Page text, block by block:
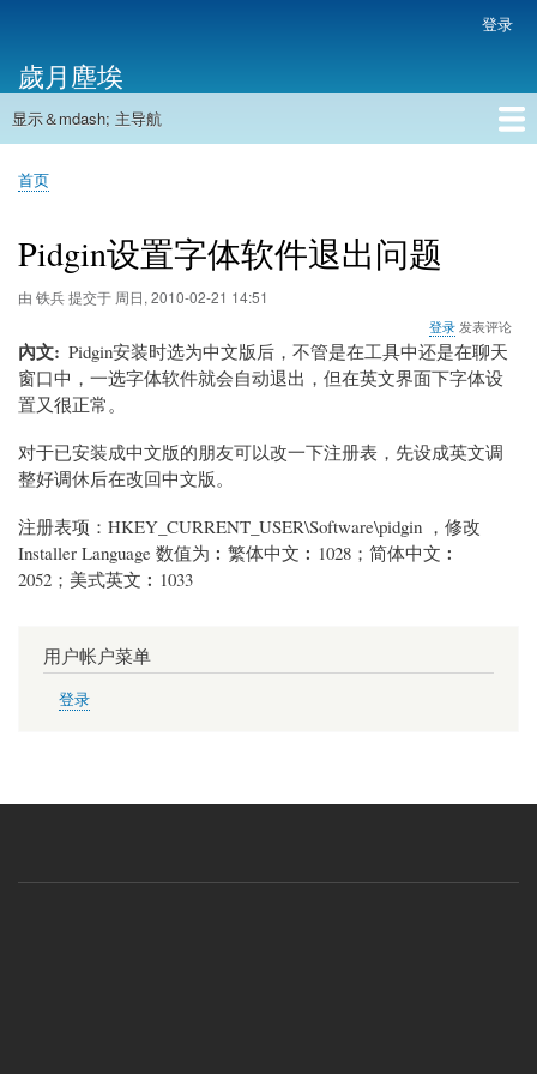
主
内
帐
户
菜
单
登录
歲月塵埃
主
航
显示＆mdash; 主导航
首页
面
屑
首页
Pidgin设置字体软件退出问题
由 铁兵提交于 周日, 2010-02-21 14:51
登录 发表评论
內文
Pidgin安装时选为中文版后，不管是在工具中还是在聊天
窗口中，一选字体软件就会自动退出，但在英文界面下字体设
置又很正常。
对于已安装成中文版的朋友可以改一下注册表，先设成英文调
整好调休后在改回中文版。
注册表项：HKEY_CURRENT_USER\Software\pidgin ，修改
Installer Language 数值为︰繁体中文︰1028；简体中文︰
2052；美式英文︰1033
用户帐户菜单
登录